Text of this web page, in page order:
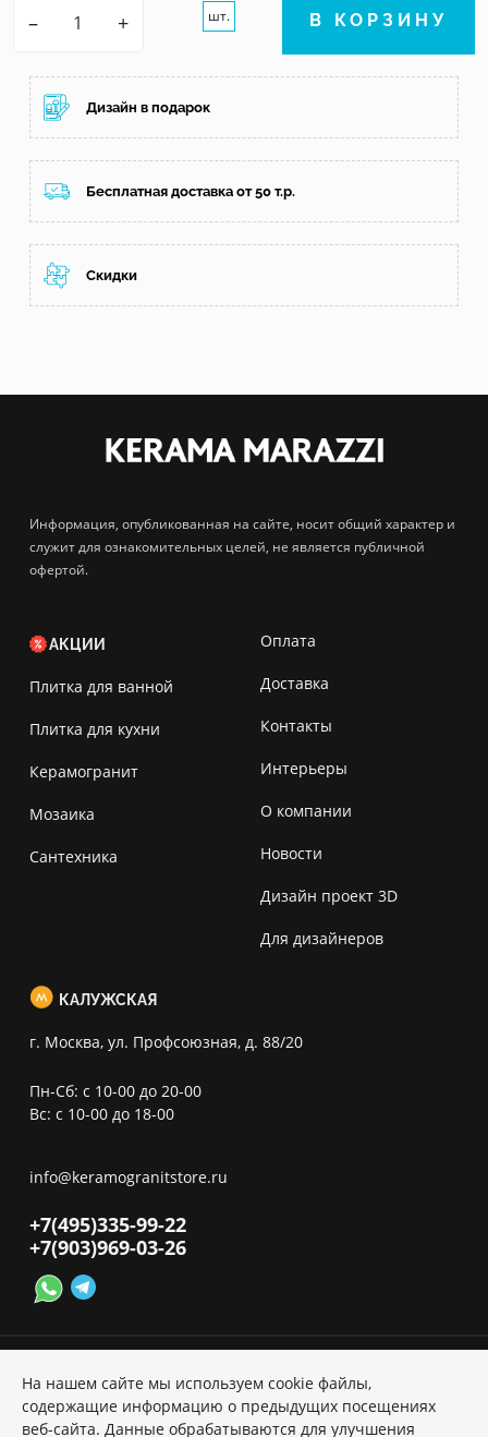
– + шт. В КОРЗИНУ
Дизайн в подарок
Бесплатная доставка от 50 т.р.
Скидки
Информация, опубликованная на сайте, носит общий характер и
служит для ознакомительных целей, не является публичной
офертой.
АКЦИИ
Плитка для ванной
Плитка для кухни
Керамогранит
Мозаика
Сантехника
Оплата
Доставка
Контакты
Интерьеры
О компании
Новости
Дизайн проект 3D
Для дизайнеров
КАЛУЖСКАЯ
г. Москва, ул. Профсоюзная, д. 88/20
Пн-Сб: с 10-00 до 20-00
Вс: с 10-00 до 18-00
info@keramogranitstore.ru
+7(495)335-99-22
+7(903)969-03-26
Политика ПД
На нашем сайте мы используем cookie файлы,
содержащие информацию о предыдущих посещениях
веб-сайта. Данные обрабатываются для улучшения